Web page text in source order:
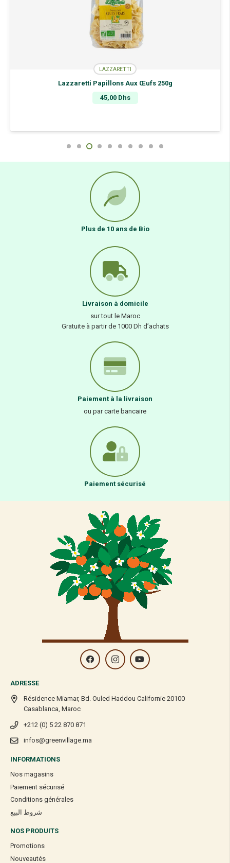
LAZZARETTI
Lazzaretti Papillons Aux Œufs 250g
45,00 Dhs
Plus de 10 ans de Bio
Livraison à domicile
sur tout le Maroc
Gratuite à partir de 1000 Dh d’achats
Paiement à la livraison
ou par carte bancaire
Paiement sécurisé
ADRESSE
Résidence Miamar, Bd. Ouled Haddou Californie 20100
Casablanca, Maroc
+212 (0) 5 22 870 871
infos@greenvillage.ma
INFORMATIONS
Nos magasins
Paiement sécurisé
Conditions générales
شروط البيع
NOS PRODUITS
Promotions
Nouveautés